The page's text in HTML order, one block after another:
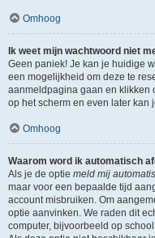
Omhoog
Ik weet mijn wachtwoord niet
Geen paniek! Je kan je huidige
een mogelijkheid om deze te
aanmeldpagina gaan en klikken
op het scherm en even later kan
Omhoog
Waarom word ik automatisch
Als je de optie meld mij
maar voor een bepaalde tijd
account misbruiken. Om
optie aanvinken. We raden dit
computer, bijvoorbeeld op